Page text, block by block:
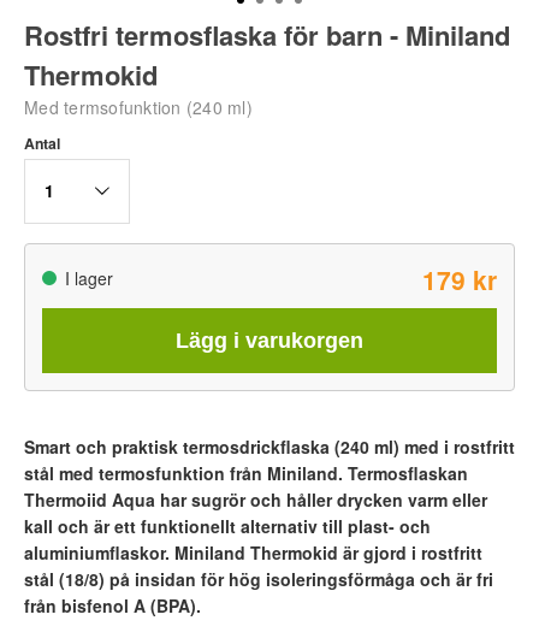
Rostfri termosflaska för barn - Miniland
Thermokid
Med termsofunktion (240 ml)
Antal
1
I lager 179 kr
Lägg i varukorgen
Smart och praktisk termosdrickflaska (240 ml) med i rostfritt
stål med termosfunktion från Miniland. Termosflaskan
Thermoiid Aqua har sugrör och håller drycken varm eller
kall och är ett funktionellt alternativ till plast- och
aluminiumflaskor. Miniland Thermokid är gjord i rostfritt
stål (18/8) på insidan för hög isoleringsförmåga och är fri
från bisfenol A (BPA).